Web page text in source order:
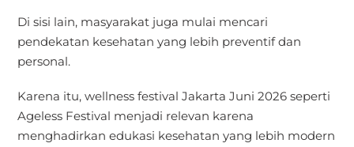
Di sisi lain, masyarakat juga mulai mencari
pendekatan kesehatan yang lebih preventif dan
personal.
Karena itu, wellness festival Jakarta Juni 2026 seperti
Ageless Festival menjadi relevan karena
menghadirkan edukasi kesehatan yang lebih modern